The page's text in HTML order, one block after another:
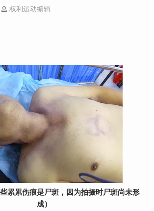
权利运动编辑
些累累伤痕是尸斑，因为拍摄时尸斑尚未形
成）